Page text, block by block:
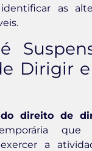
as
Dirigir
do direito de
a